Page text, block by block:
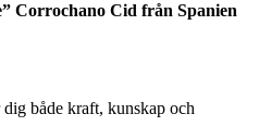
Corrochano Cid från Spanien
både kraft, kunskap och